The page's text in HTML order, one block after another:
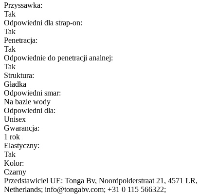
Przyssawka:
Tak
Odpowiedni dla strap-on:
Tak
Penetracja:
Tak
Odpowiednie do penetracji analnej:
Tak
Struktura:
Gładka
Odpowiedni smar:
Na bazie wody
Odpowiedni dla:
Unisex
Gwarancja:
1 rok
Elastyczny:
Tak
Kolor:
Czarny
Przedstawiciel UE: Tonga Bv, Noordpolderstraat 21 , 4571 LR,
Netherlands; info@tongabv.com; +31 0 115 566322;